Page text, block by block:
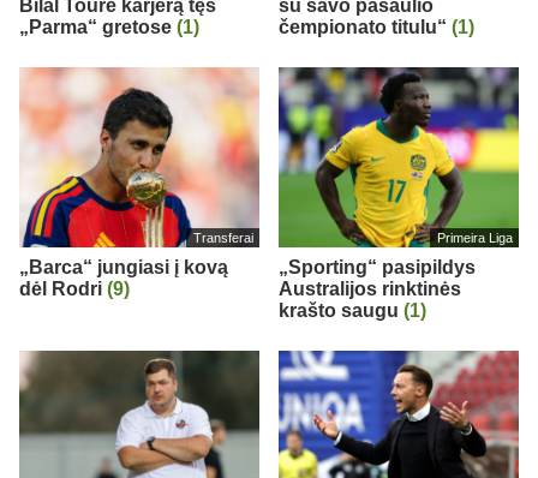
Bilal Toure karjerą tęs
„Parma“ gretose (1)
su savo pasaulio
čempionato titulu“ (1)
Transferai
„Barca“ jungiasi į kovą
dėl Rodri (9)
Primeira Liga
„Sporting“ pasipildys
Australijos rinktinės
krašto saugu (1)